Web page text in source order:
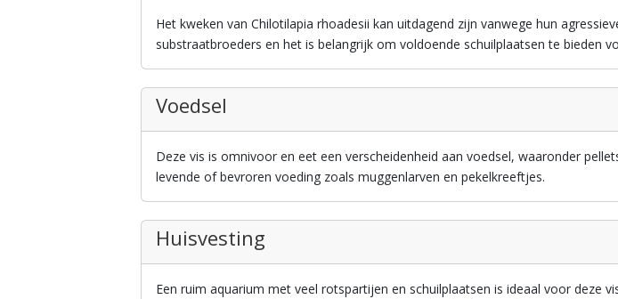
Het kweken van Chilotilapia rhoadesii kan uitdagend zijn vanwege hun
substraatbroeders en het is belangrijk om voldoende schuilplaatsen te bieden
Voedsel
Deze vis is omnivoor en eet een verscheidenheid aan voedsel, waaronder
levende of bevroren voeding zoals muggenlarven en pekelkreeftjes.
Huisvesting
Een ruim aquarium met veel rotspartijen en schuilplaatsen is ideaal voor deze